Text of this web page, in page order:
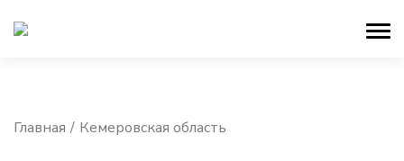
Главная Кемеровская область